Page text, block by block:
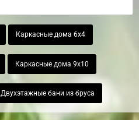
Каркасные дома 6х4
Каркасные дома 9х10
Двухэтажные бани из бруса